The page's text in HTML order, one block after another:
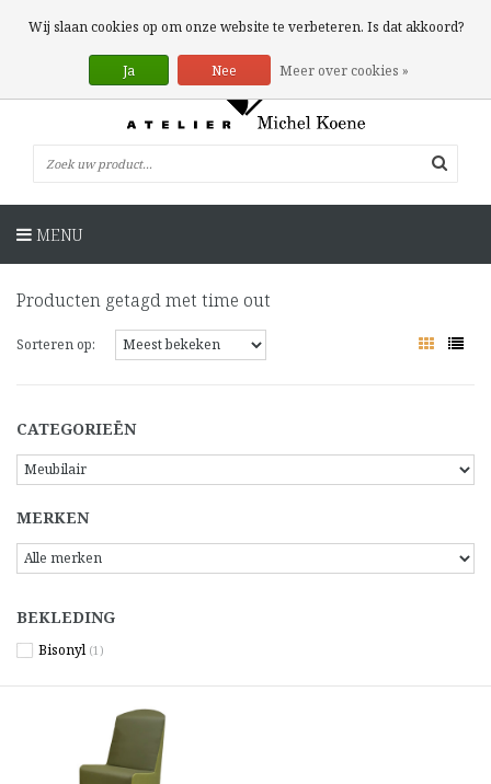
0 Artikelen
MENU
Producten getagd met time out
Sorteren op:
CATEGORIEËN
MERKEN
BEKLEDING
Bisonyl (1)
Wij slaan cookies op om onze website te verbeteren. Is dat akkoord?
Ja Nee Meer over cookies »